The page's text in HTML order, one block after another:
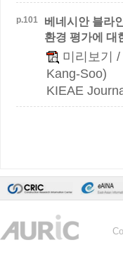
p.101
베네시안 블라
환경 평가에 대
미리보기 /
Kang-Soo)
KIEAE